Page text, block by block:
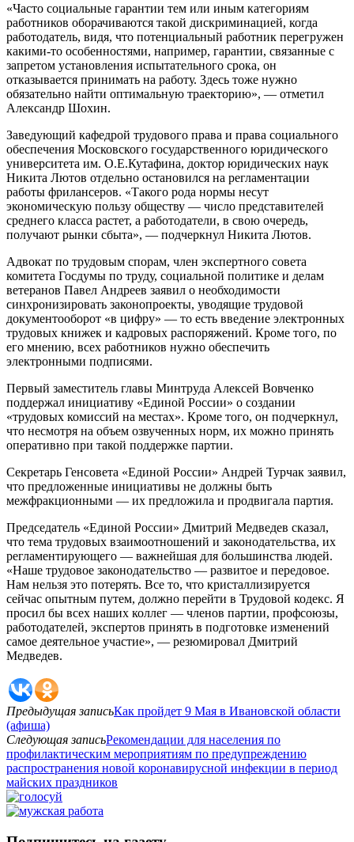
«Часто социальные гарантии тем или иным категориям
работников оборачиваются такой дискриминацией, когда
работодатель, видя, что потенциальный работник перегружен
какими-то особенностями, например, гарантии, связанные с
запретом установления испытательного срока, он
отказывается принимать на работу. Здесь тоже нужно
обязательно найти оптимальную траекторию», — отметил
Александр Шохин.
Заведующий кафедрой трудового права и права социального
обеспечения Московского государственного юридического
университета им. О.Е.Кутафина, доктор юридических наук
Никита Лютов отдельно остановился на регламентации
работы фрилансеров. «Такого рода нормы несут
экономическую пользу обществу — число представителей
среднего класса растет, а работодатели, в свою очередь,
получают рынки сбыта», — подчеркнул Никита Лютов.
Адвокат по трудовым спорам, член экспертного совета
комитета Госдумы по труду, социальной политике и делам
ветеранов Павел Андреев заявил о необходимости
синхронизировать законопроекты, уводящие трудовой
документооборот «в цифру» — то есть введение электронных
трудовых книжек и кадровых распоряжений. Кроме того, по
его мнению, всех работников нужно обеспечить
электронными подписями.
Первый заместитель главы Минтруда Алексей Вовченко
поддержал инициативу «Единой России» о создании
«трудовых комиссий на местах». Кроме того, он подчеркнул,
что несмотря на объем озвученных норм, их можно принять
оперативно при такой поддержке партии.
Секретарь Генсовета «Единой России» Андрей Турчак заявил,
что предложенные инициативы не должны быть
межфракционными — их предложила и продвигала партия.
Председатель «Единой России» Дмитрий Медведев сказал,
что тема трудовых взаимоотношений и законодательства, их
регламентирующего — важнейшая для большинства людей.
«Наше трудовое законодательство — развитое и передовое.
Нам нельзя это потерять. Все то, что кристаллизируется
сейчас опытным путем, должно перейти в Трудовой кодекс. Я
просил бы всех наших коллег — членов партии, профсоюзы,
работодателей, экспертов принять в подготовке изменений
самое деятельное участие», — резюмировал Дмитрий
Медведев.
Предыдущая записьКак пройдет 9 Мая в Ивановской области
(афиша)
Следующая записьРекомендации для населения по
профилактическим мероприятиям по предупреждению
распространения новой коронавирусной инфекции в период
майских праздников